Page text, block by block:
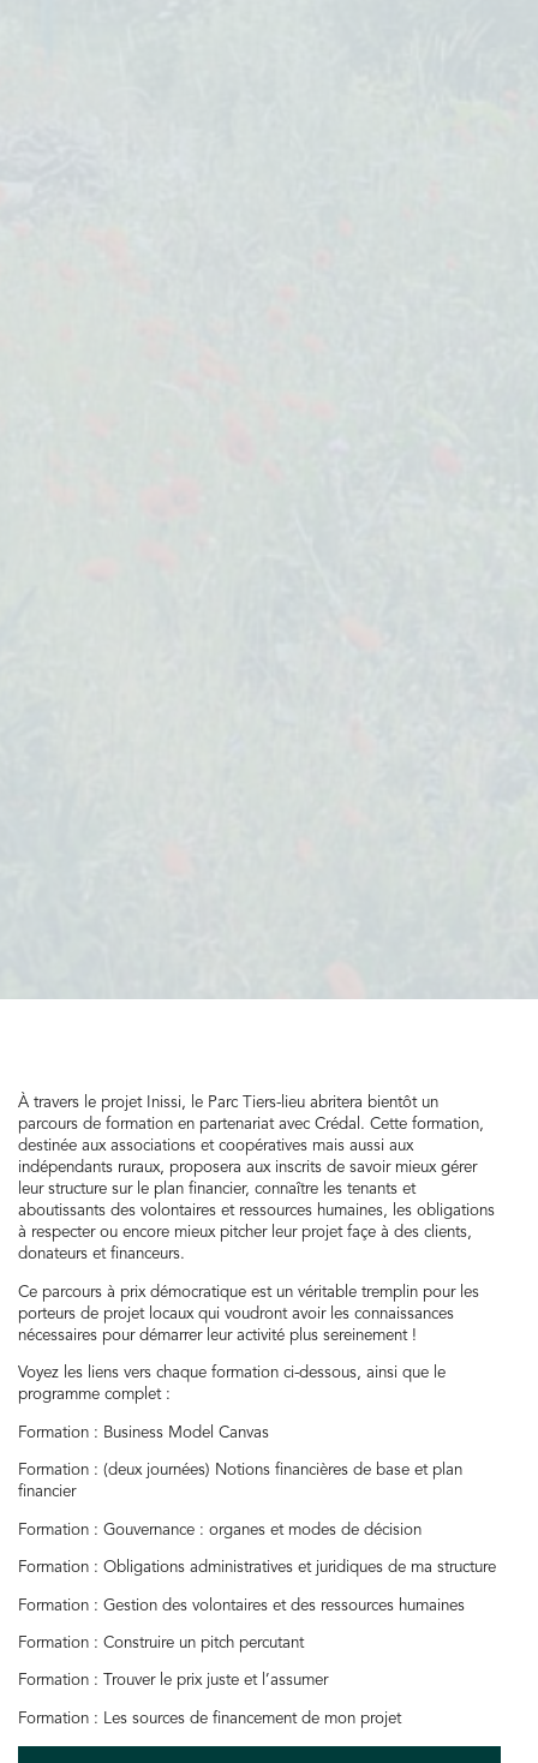
À travers le projet Inissi, le Parc Tiers-lieu abritera bientôt un
parcours de formation en partenariat avec Crédal. Cette formation,
destinée aux associations et coopératives mais aussi aux
indépendants ruraux, proposera aux inscrits de savoir mieux gérer
leur structure sur le plan financier, connaître les tenants et
aboutissants des volontaires et ressources humaines, les obligations
à respecter ou encore mieux pitcher leur projet façe à des clients,
donateurs et financeurs.
Ce parcours à prix démocratique est un véritable tremplin pour les
porteurs de projet locaux qui voudront avoir les connaissances
nécessaires pour démarrer leur activité plus sereinement !
Voyez les liens vers chaque formation ci-dessous, ainsi que le
programme complet :
Formation : Business Model Canvas
Formation : (deux journées) Notions financières de base et plan
financier
Formation : Gouvernance : organes et modes de décision
Formation : Obligations administratives et juridiques de ma structure
Formation : Gestion des volontaires et des ressources humaines
Formation : Construire un pitch percutant
Formation : Trouver le prix juste et l’assumer
Formation : Les sources de financement de mon projet